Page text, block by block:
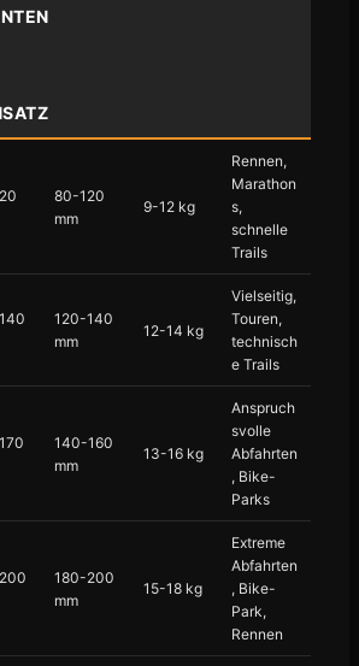
80-120
mm
9-12 kg
Rennen,
Marathon
s,
schnelle
Trails
120-140
mm
12-14 kg
Vielseitig,
Touren,
technisch
e Trails
140-160
mm
13-16 kg
Anspruch
svolle
Abfahrten
, Bike-
Parks
180-200
mm
15-18 kg
Extreme
Abfahrten
, Bike-
Park,
Rennen